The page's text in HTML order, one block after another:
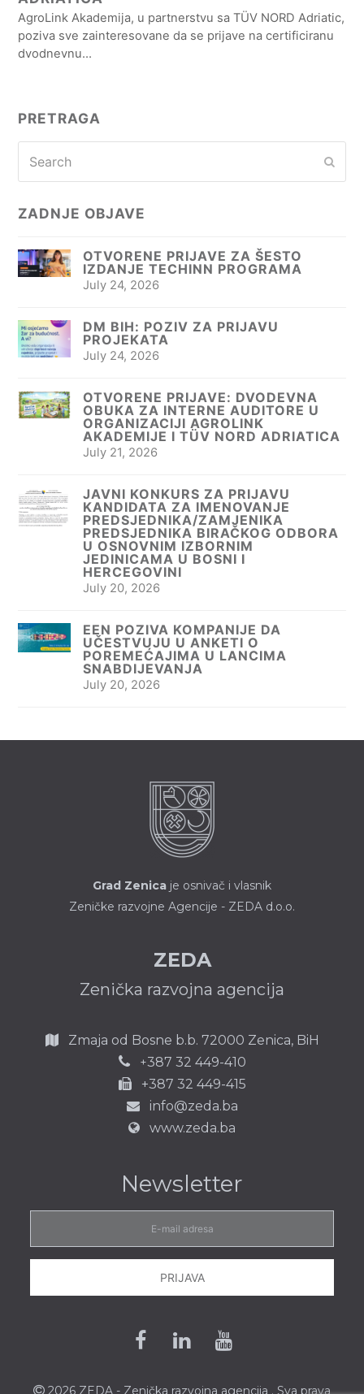
AgroLink Akademija, u partnerstvu sa TÜV NORD Adriatic,
poziva sve zainteresovane da se prijave na certificiranu
dvodnevnu…
PRETRAGA
ZADNJE OBJAVE
OTVORENE PRIJAVE ZA ŠESTO
IZDANJE TECHINN PROGRAMA
July 24, 2026
DM BIH: POZIV ZA PRIJAVU
PROJEKATA
July 24, 2026
OTVORENE PRIJAVE: DVODEVNA
OBUKA ZA INTERNE AUDITORE U
ORGANIZACIJI AGROLINK
AKADEMIJE I TÜV NORD ADRIATICA
July 21, 2026
JAVNI KONKURS ZA PRIJAVU
KANDIDATA ZA IMENOVANJE
PREDSJEDNIKA/ZAMJENIKA
PREDSJEDNIKA BIRAČKOG ODBORA
U OSNOVNIM IZBORNIM
JEDINICAMA U BOSNI I
HERCEGOVINI
July 20, 2026
EEN POZIVA KOMPANIJE DA
UČESTVUJU U ANKETI O
POREMEĆAJIMA U LANCIMA
SNABDIJEVANJA
July 20, 2026
Grad Zenica je osnivač i vlasnik
Zeničke razvojne Agencije - ZEDA d.o.o.
ZEDA
Zenička razvojna agencija
Zmaja od Bosne b.b. 72000 Zenica, BiH
+387 32 449-410
+387 32 449-415
info@zeda.ba
www.zeda.ba
Newsletter
adresa
PRIJAVA
Facebook
LinkedinYoutube
2026 ZEDA - Zenička razvojna agencija . Sva prava